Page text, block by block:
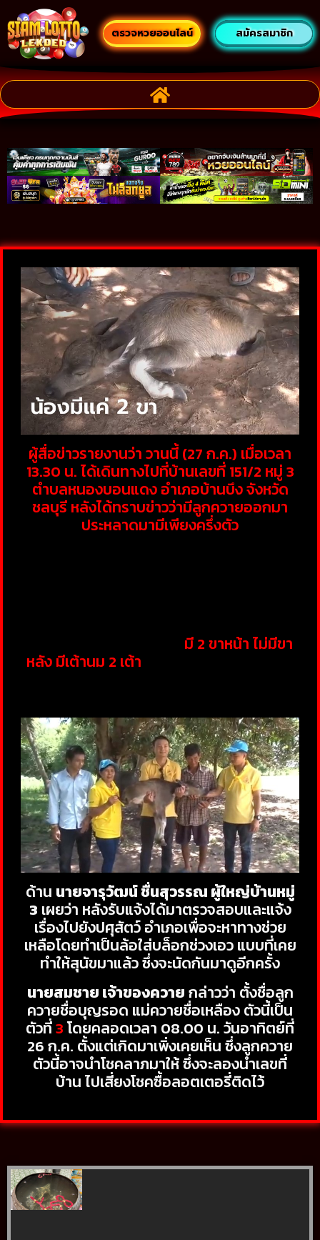
ตรวจหวยออนไลน์ สมัครสมาชิก
ผู้สื่อข่าวรายงานว่า วานนี้ (27 ก.ค.) เมื่อเวลา
13.30 น. ได้เดินทางไปที่บ้านเลขที่ 151/2 หมู่ 3
ตำบลหนองบอนแดง อำเภอบ้านบึง จังหวัด
ชลบุรี หลังได้ทราบข่าวว่ามีลูกควายออกมา
ประหลาดมามีเพียงครึ่งตัว
มี 2 ขาหน้า ไม่มีขา
หลัง มีเต้านม 2 เต้า
ด้าน นายจารุวัฒน์ ชื่นสุวรรณ ผู้ใหญ่บ้านหมู่
3 เผยว่า หลังรับแจ้งได้มาตรวจสอบและแจ้ง
เรื่องไปยังปศุสัตว์ อำเภอเพื่อจะหาทางช่วย
เหลือโดยทำเป็นล้อใส่บล็อกช่วงเอว แบบที่เคย
ทำให้สุนัขมาแล้ว ซึ่งจะนัดกันมาดูอีกครั้ง
นายสมชาย เจ้าของควายกล่าวว่า ตั้งชื่อลูก
ควายชื่อบุญรอด แม่ควายชื่อเหลือง ตัวนี้เป็น
ตัวที่3โดยคลอดเวลา 08.00 น. วันอาทิตย์ที่
26 ก.ค. ตั้งแต่เกิดมาเพิ่งเคยเห็น ซึ่งลูกควาย
ตัวนี้อาจนำโชคลาภมาให้ ซึ่งจะลองนำเลขที่
บ้าน ไปเสี่ยงโชคซื้อลอตเตอรี่ติดไว้